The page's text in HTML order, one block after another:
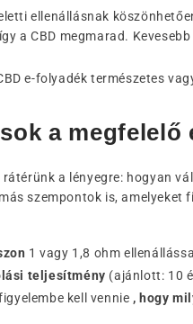
ellenállásnak
a CBD megmarad.
e-folyadék természetes
a
rátérünk a lényegre: hogyan
szempontok is, amelyeket
1 vagy 1,8 ohm
teljesítmény (ajánlott: 10
kell vennie , hogy